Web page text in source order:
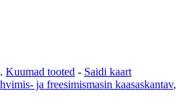
Kuumad tooted - Saidi kaart
ja freesimismasin kaasaskantav,